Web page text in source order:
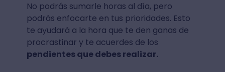
No podrás sumarle horas al día, pero
podrás enfocarte en tus prioridades. Esto
te ayudará a la hora que te den ganas de
procrastinar y te acuerdes de los
pendientes que debes realizar.